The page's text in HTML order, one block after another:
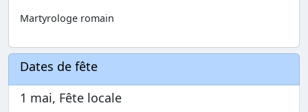
Martyrologe romain
Dates de fête
1 mai, Fête locale